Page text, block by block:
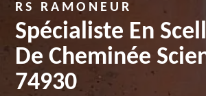
RS RAMONEUR
Spécialiste En
De Cheminée
74930